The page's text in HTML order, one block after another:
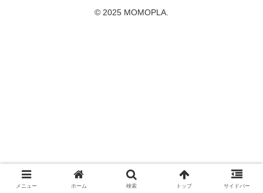
© 2025 MOMOPLA.
メニュー ホーム 検索 トップ サイドバー